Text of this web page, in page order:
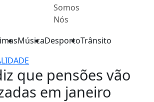
Somos
Nós
MúsicaDesportoTrânsito
que pensões vão
em janeiro